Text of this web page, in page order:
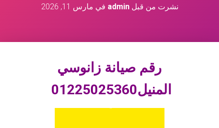
نشرت من قبلadmin في مارس 11, 2026
رقم صيانة زانوسي
المنيل01225025360